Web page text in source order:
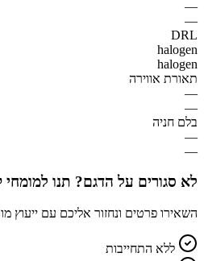
—
—
DRL
halogen
halogen
תאורת אווירה
—
—
בלם חניה
—
—
לא סגורים על הדגם? תנו למומחי
השאירו פרטים ונחזור אליכם עם ייעוץ
ללא התחייבות